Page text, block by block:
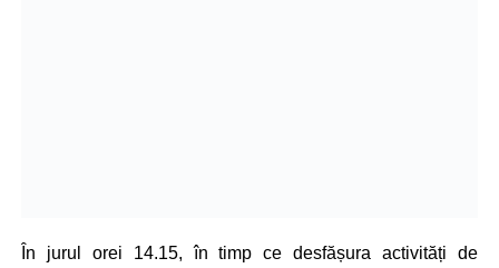
În jurul orei 14.15, în timp ce desfășura activități de